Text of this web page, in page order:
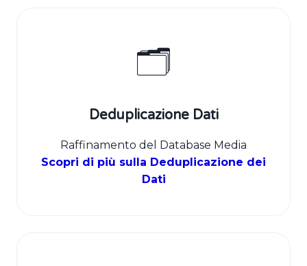
🗂️
Deduplicazione Dati
Raffinamento del Database Media
Scopri di più sulla Deduplicazione dei
Dati